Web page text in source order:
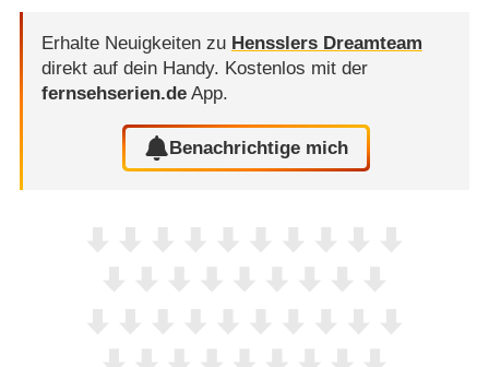
Erhalte Neuigkeiten zu Hensslers Dreamteam
direkt auf dein Handy. Kostenlos mit der
fernsehserien.deApp.
Benachrichtige mich